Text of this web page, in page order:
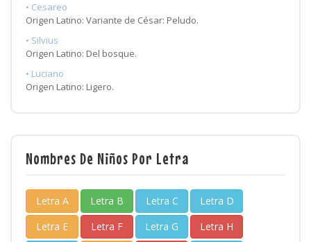
• Cesareo
Origen Latino: Variante de César: Peludo.
• Silvius
Origen Latino: Del bosque.
• Luciano
Origen Latino: Ligero.
Nombres De Niños Por Letra
Letra A Letra B Letra C
Letra D
Letra E
Letra F Letra G
Letra H